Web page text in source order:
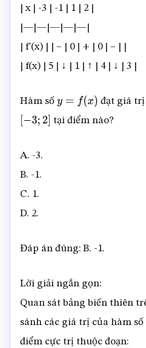
| x | -3 | -1 | 1 | 2 |
|—|—|—|—|—|
| f'(x) | | – | 0 | + | 0 | – | |
| f(x) | 5 | ↓ | 1 | ↑ | 4 | ↓ | 3 |
Hàm số y =f( x ) đạt giá trị
[ 3;2] tại điểm nào?
A. -3.
B. -1.
C. 1.
D. 2.
Đáp án đúng: B. -1.
Lời giải ngắn gọn:
Quan sát bảng biến thiên
sánh các giá trị của hàm
điểm cực trị thuộc đoạn: